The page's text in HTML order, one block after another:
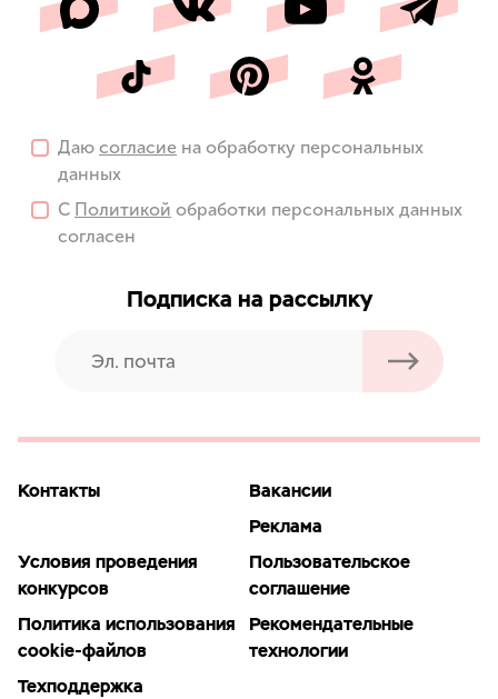
Даю согласие на обработку персональных
данных
С Политикой обработки персональных данных
согласен
Подписка на рассылку
Контакты
Вакансии
Реклама
Условия проведения
конкурсов
Пользовательское
соглашение
Политика использования
cookie-файлов
Рекомендательные
технологии
Техподдержка